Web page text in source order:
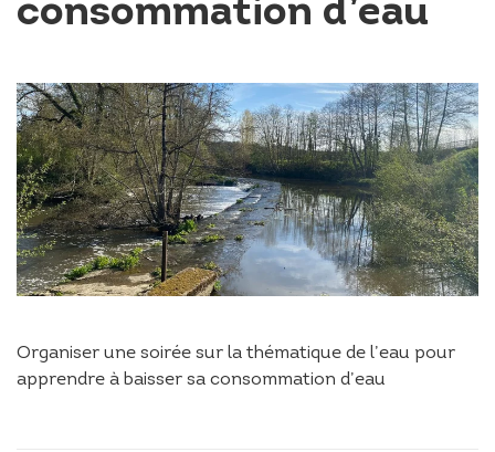
consommation d’eau
Organiser une soirée sur la thématique de l’eau pour
apprendre à baisser sa consommation d’eau